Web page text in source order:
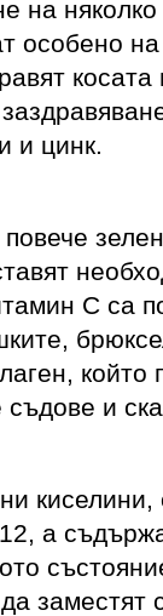
на
особено
косата
и цинк.
С са
който
съдове и
киселини,
а
заместят